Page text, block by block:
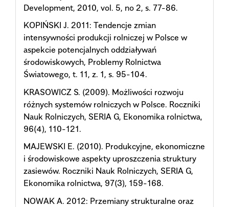
Development, 2010, vol. 5, no 2, s. 77-86.
KOPIŃSKI J. 2011: Tendencje zmian
intensywności produkcji rolniczej w Polsce w
aspekcie potencjalnych oddziaływań
środowiskowych, Problemy Rolnictwa
Światowego, t. 11, z. 1, s. 95-104.
KRASOWICZ S. (2009). Możliwości rozwoju
różnych systemów rolniczych w Polsce. Roczniki
Nauk Rolniczych, SERIA G, Ekonomika rolnictwa,
96(4), 110-121.
MAJEWSKI E. (2010). Produkcyjne, ekonomiczne
i środowiskowe aspekty uproszczenia struktury
zasiewów. Roczniki Nauk Rolniczych, SERIA G,
Ekonomika rolnictwa, 97(3), 159-168.
NOWAK A. 2012: Przemiany strukturalne oraz